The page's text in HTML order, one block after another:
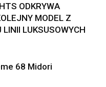
ODKRYWA
MODEL Z
LUKSUSOWYCH
68 Midori